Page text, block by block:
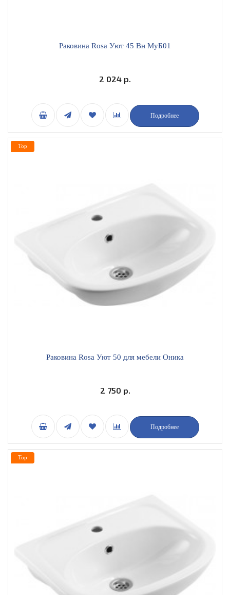
Раковина Rosa Уют 45 Вн МуБ01
2 024 р.
Подробнее
Раковина Rosa Уют 50 для мебели Оника
2 750 р.
Подробнее
Top
Top